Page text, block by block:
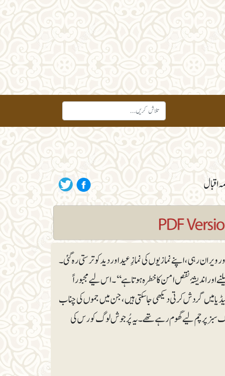
اقبال
رہی، اپنے نمازیوں کی نمازِ عید اور دید کو ترستی رہ گئی۔
اندیشۂ نقص امن کا خطرہ ہوتا ہے‘‘۔ اس لیے مجبوراً
میں گردش کرتی دیکھی جاسکتی ہیں، جن میں جموں کی چناب
سبز پرچم لیے گھوم رہے تھے۔ یہ پُرجوش لوگ کورس کی